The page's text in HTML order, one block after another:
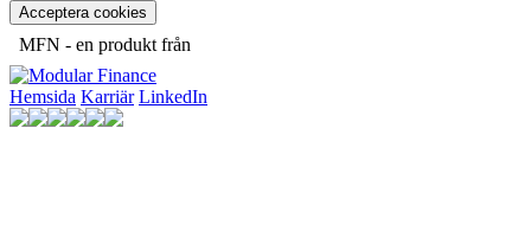
Acceptera cookies
MFN - en produkt från
Hemsida Karriär LinkedIn